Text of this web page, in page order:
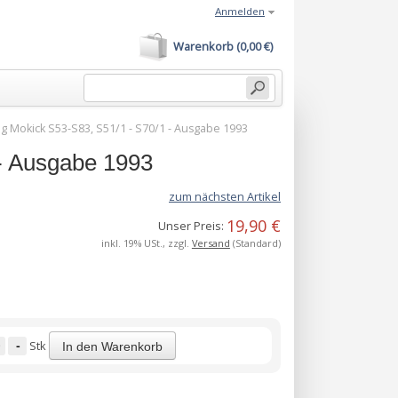
Warenkorb (0,00 €)
Anmelden
Mokick S53-S83, S51/1 - S70/1 - Ausgabe 1993
1993
zum nächsten Artikel
Unser Preis: 19,90 €
inkl. 19% USt., zzgl. Versand (Standard)
- Stk In den Warenkorb